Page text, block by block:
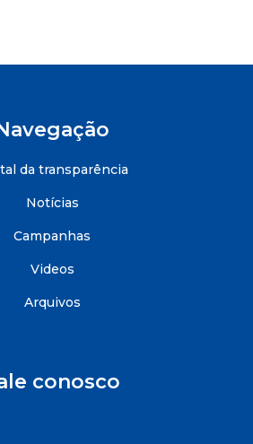
da transparência
Notícias
Campanhas
Videos
Arquivos
conosco